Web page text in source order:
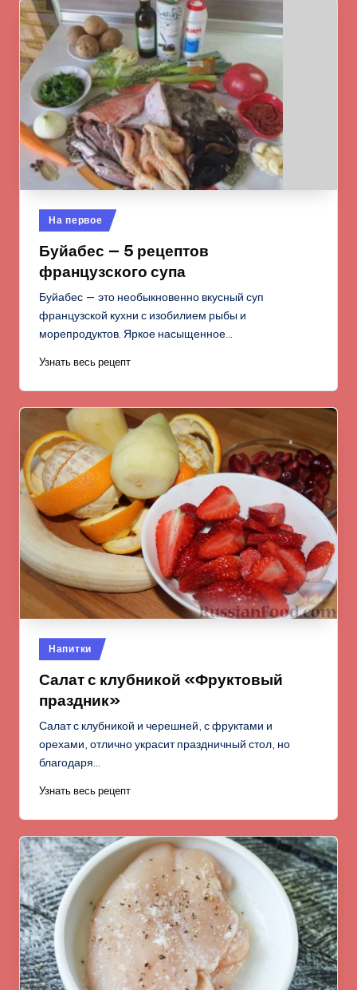
Опубликовано
в
На первое
Буйабес — 5 рецептов
французского супа
Буйабес — это необыкновенно вкусный суп
французской кухни с изобилием рыбы и
морепродуктов. Яркое насыщенное…
Узнать весь рецепт
Опубликовано
в
Напитки
Салат с клубникой «Фруктовый
праздник»
Салат с клубникой и черешней, с фруктами и
орехами, отлично украсит праздничный стол, но
благодаря…
Узнать весь рецепт